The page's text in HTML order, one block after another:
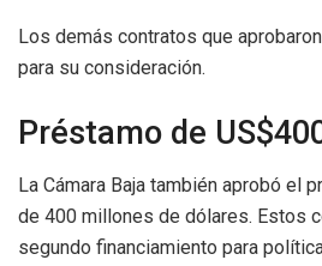
Los demás contratos que
para su consideración.
Préstamo de
La Cámara Baja también aprobó el
de 400 millones de dólares. Estos
segundo financiamiento para